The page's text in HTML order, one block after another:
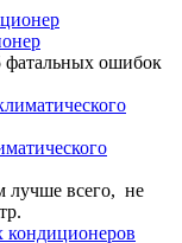
фатальных ошибок
лучше всего, не